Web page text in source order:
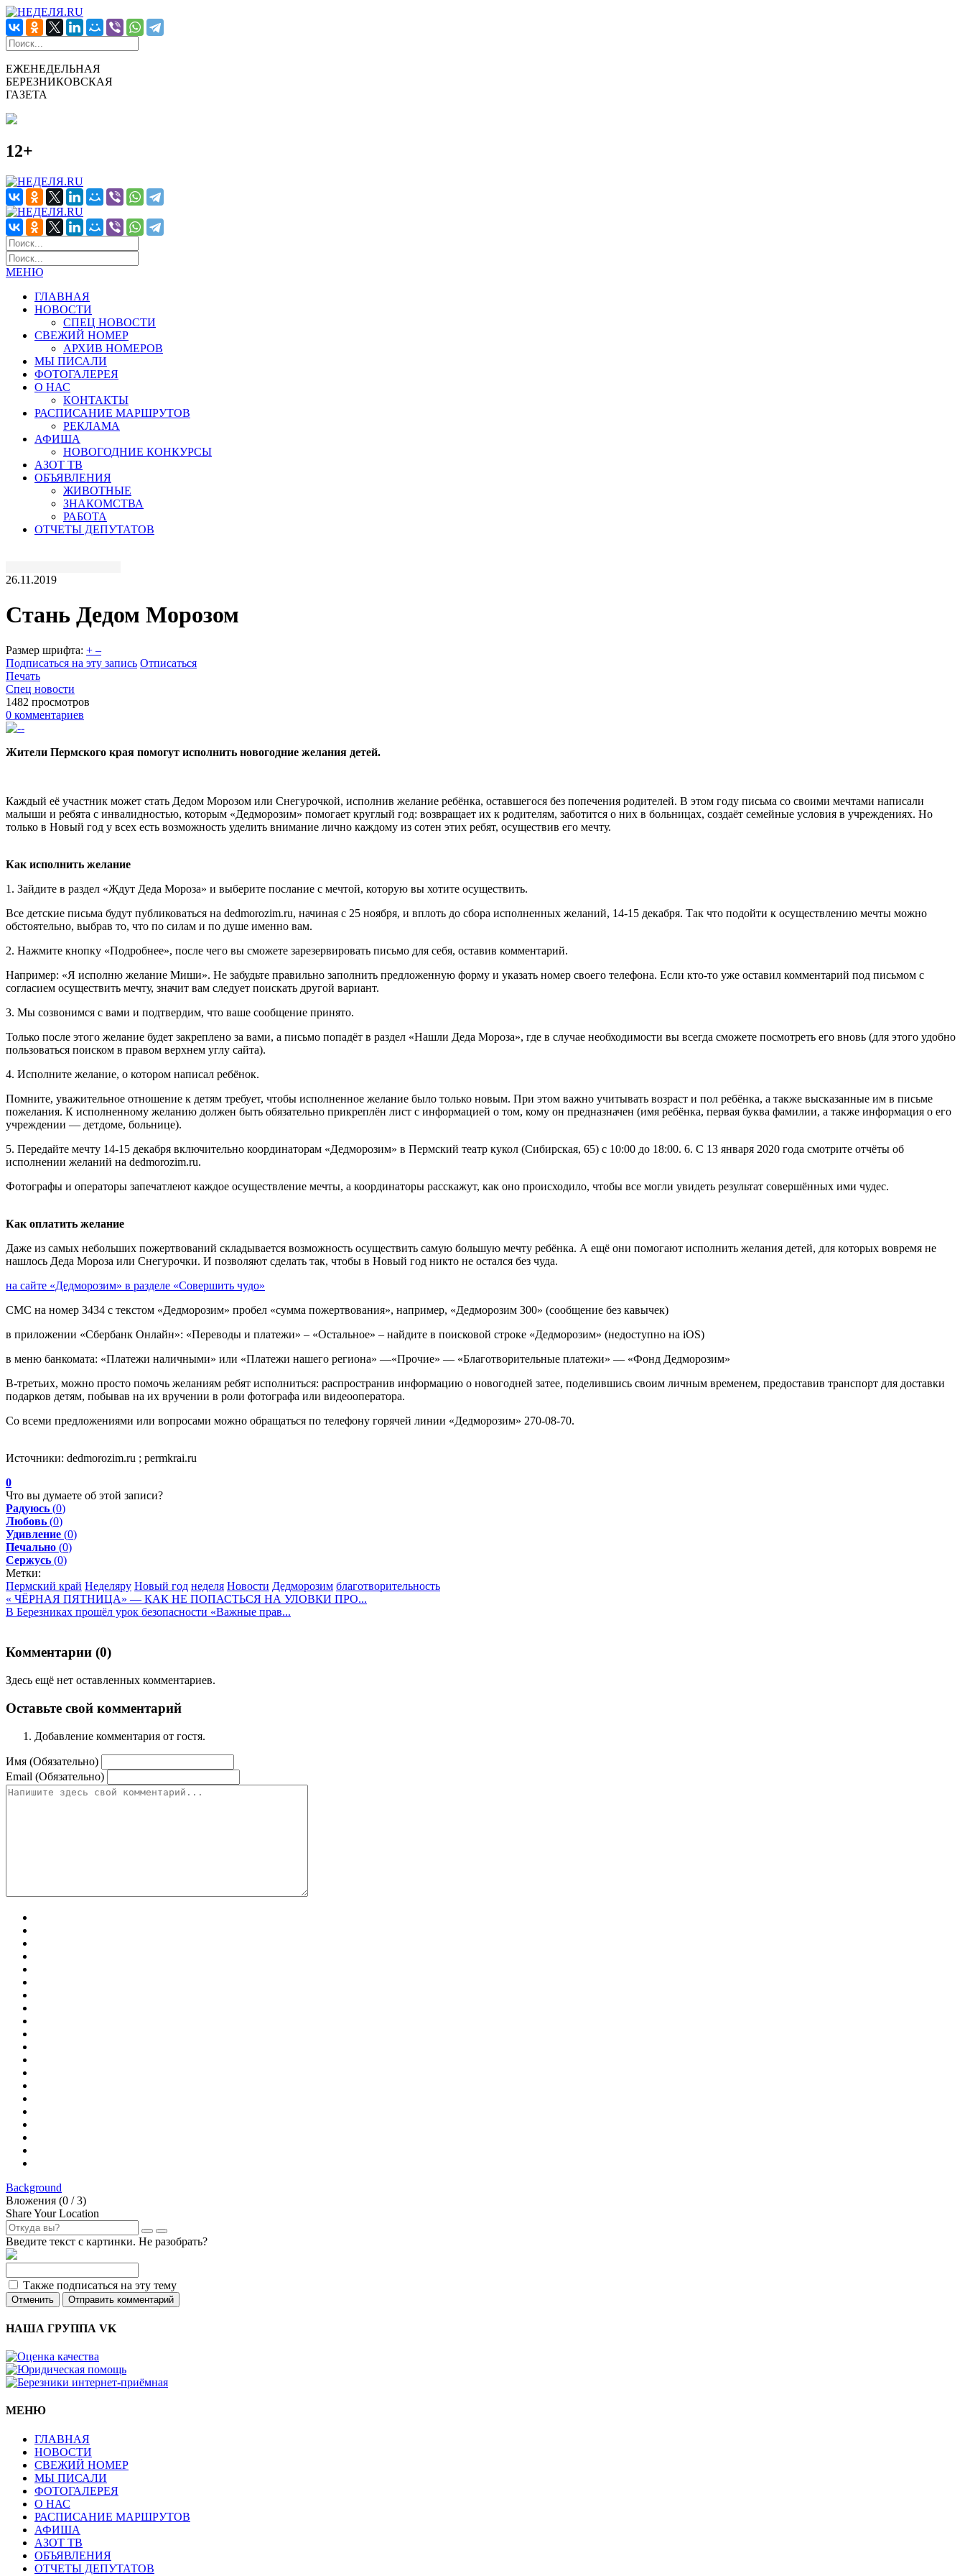
ЕЖЕНЕДЕЛЬНАЯ
БЕРЕЗНИКОВСКАЯ
ГАЗЕТА
12+
МЕНЮ
ГЛАВНАЯ
НОВОСТИ
СПЕЦ НОВОСТИ
СВЕЖИЙ НОМЕР
АРХИВ НОМЕРОВ
МЫ ПИСАЛИ
ФОТОГАЛЕРЕЯ
О НАС
КОНТАКТЫ
РАСПИСАНИЕ МАРШРУТОВ
РЕКЛАМА
АФИША
НОВОГОДНИЕ КОНКУРСЫ
АЗОТ ТВ
ОБЪЯВЛЕНИЯ
ЖИВОТНЫЕ
ЗНАКОМСТВА
РАБОТА
ОТЧЕТЫ ДЕПУТАТОВ
26.11.2019
Стань Дедом Морозом
Размер шрифта: + –
Подписаться на эту запись Отписаться
Печать
Спец новости
1482 просмотров
0 комментариев
Жители Пермского края помогут исполнить новогодние желания детей.
Каждый её участник может стать Дедом Морозом или Снегурочкой, исполнив желание ребёнка, оставшегося без попечения родителей. В этом году письма со своими мечтами написали
малыши и ребята с инвалидностью, которым «Дедморозим» помогает круглый год: возвращает их к родителям, заботится о них в больницах, создаёт семейные условия в учреждениях. Но
только в Новый год у всех есть возможность уделить внимание лично каждому из сотен этих ребят, осуществив его мечту.
Как исполнить желание
1. Зайдите в раздел «Ждут Деда Мороза» и выберите послание с мечтой, которую вы хотите осуществить.
Все детские письма будут публиковаться на dedmorozim.ru, начиная с 25 ноября, и вплоть до сбора исполненных желаний, 14-15 декабря. Так что подойти к осуществлению мечты можно
обстоятельно, выбрав то, что по силам и по душе именно вам.
2. Нажмите кнопку «Подробнее», после чего вы сможете зарезервировать письмо для себя, оставив комментарий.
Например: «Я исполню желание Миши». Не забудьте правильно заполнить предложенную форму и указать номер своего телефона. Если кто-то уже оставил комментарий под письмом с
согласием осуществить мечту, значит вам следует поискать другой вариант.
3. Мы созвонимся с вами и подтвердим, что ваше сообщение принято.
Только после этого желание будет закреплено за вами, а письмо попадёт в раздел «Нашли Деда Мороза», где в случае необходимости вы всегда сможете посмотреть его вновь (для этого удобно
пользоваться поиском в правом верхнем углу сайта).
4. Исполните желание, о котором написал ребёнок.
Помните, уважительное отношение к детям требует, чтобы исполненное желание было только новым. При этом важно учитывать возраст и пол ребёнка, а также высказанные им в письме
пожелания. К исполненному желанию должен быть обязательно прикреплён лист с информацией о том, кому он предназначен (имя ребёнка, первая буква фамилии, а также информация о его
учреждении — детдоме, больнице).
5. Передайте мечту 14-15 декабря включительно координаторам «Дедморозим» в Пермский театр кукол (Сибирская, 65) с 10:00 до 18:00. 6. С 13 января 2020 года смотрите отчёты об
исполнении желаний на dedmorozim.ru.
Фотографы и операторы запечатлеют каждое осуществление мечты, а координаторы расскажут, как оно происходило, чтобы все могли увидеть результат совершённых ими чудес.
Как оплатить желание
Даже из самых небольших пожертвований складывается возможность осуществить самую большую мечту ребёнка. А ещё они помогают исполнить желания детей, для которых вовремя не
нашлось Деда Мороза или Снегурочки. И позволяют сделать так, чтобы в Новый год никто не остался без чуда.
на сайте «Дедморозим» в разделе «Совершить чудо»
СМС на номер 3434 с текстом «Дедморозим» пробел «сумма пожертвования», например, «Дедморозим 300» (сообщение без кавычек)
в приложении «Сбербанк Онлайн»: «Переводы и платежи» – «Остальное» – найдите в поисковой строке «Дедморозим» (недоступно на iOS)
в меню банкомата: «Платежи наличными» или «Платежи нашего региона» —«Прочие» — «Благотворительные платежи» — «Фонд Дедморозим»
В-третьих, можно просто помочь желаниям ребят исполниться: распространив информацию о новогодней затее, поделившись своим личным временем, предоставив транспорт для доставки
подарков детям, побывав на их вручении в роли фотографа или видеооператора.
Со всеми предложениями или вопросами можно обращаться по телефону горячей линии «Дедморозим» 270-08-70.
Источники: dedmorozim.ru ; permkrai.ru
0
Что вы думаете об этой записи?
Радуюсь (0)
Любовь (0)
Удивление (0)
Печально (0)
Сержусь (0)
Метки:
Пермский край Неделяру Новый год неделя Новости Дедморозим благотворительность
« ЧЁРНАЯ ПЯТНИЦА» — КАК НЕ ПОПАСТЬСЯ НА УЛОВКИ ПРО...
В Березниках прошёл урок безопасности «Важные прав...
Комментарии (0)
Здесь ещё нет оставленных комментариев.
Оставьте свой комментарий
Добавление комментария от гостя.
Имя (Обязательно)
Email (Обязательно)
Background
Вложения (0 / 3)
Share Your Location
Введите текст с картинки. Не разобрать?
Также подписаться на эту тему
Отменить Отправить комментарий
НАША ГРУППА VK
МЕНЮ
ГЛАВНАЯ
НОВОСТИ
СВЕЖИЙ НОМЕР
МЫ ПИСАЛИ
ФОТОГАЛЕРЕЯ
О НАС
РАСПИСАНИЕ МАРШРУТОВ
АФИША
АЗОТ ТВ
ОБЪЯВЛЕНИЯ
ОТЧЕТЫ ДЕПУТАТОВ